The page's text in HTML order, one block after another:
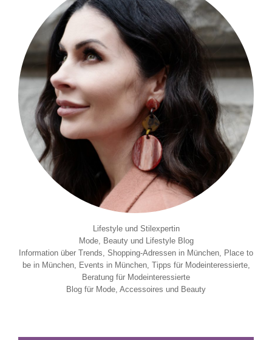
Lifestyle und Stilexpertin
Mode, Beauty und Lifestyle Blog
Information über Trends, Shopping-Adressen in München, Place to
be in München, Events in München, Tipps für Modeinteressierte,
Beratung für Modeinteressierte
Blog für Mode, Accessoires und Beauty